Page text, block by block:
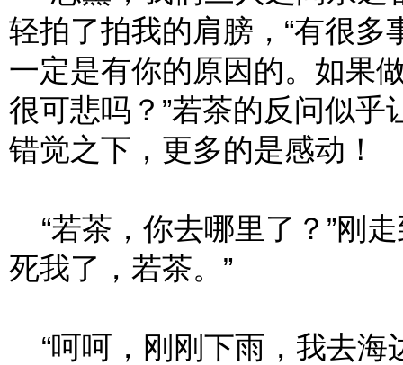
轻拍了拍我的肩膀，“有很
一定是有你的原因的。如果
很可悲吗？”若茶的反问似
错觉之下，更多的是感动！
“若茶，你去哪里了？”刚
死我了，若茶。”
“呵呵，刚刚下雨，我去海